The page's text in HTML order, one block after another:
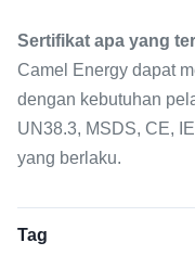
Sertifikat apa yang
Camel Energy dapat
dengan kebutuhan
UN38.3, MSDS, CE,
yang berlaku.
Tag